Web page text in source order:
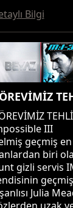
Bilgi
III
geçmiş
biri
gizli servis
Julia